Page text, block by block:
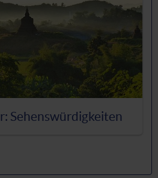
Sehenswürdigkeiten